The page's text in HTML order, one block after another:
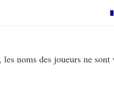
noms des joueurs ne